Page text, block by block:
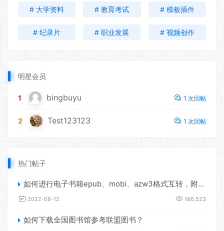
# 大学资料 # 教育考试 # 模板插件
# 纪录片 # 职业发展 # 视频创作
明星会员
1 bingbuyu 1 次回帖
2 Test123123 1 次回帖
热门帖子
如何进行电子书籍epub、mobi、azw3格式互转，附海量电子书籍资源
2022-08-12 186,523
如何下载全国图书馆参考联盟图书？